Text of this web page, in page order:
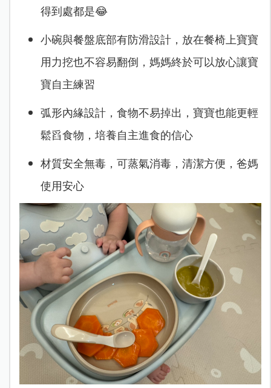
得到處都是😂
小碗與餐盤底部有防滑設計，放在餐椅上寶寶
用力挖也不容易翻倒，媽媽終於可以放心讓寶
寶自主練習
弧形內緣設計，食物不易掉出，寶寶也能更輕
鬆舀食物，培養自主進食的信心
材質安全無毒，可蒸氣消毒，清潔方便，爸媽
使用安心